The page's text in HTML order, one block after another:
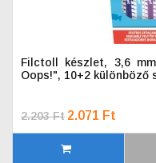
Filctoll készlet, 3,6
Oops!", 10+2 különböző
2.203 Ft 2.071 Ft